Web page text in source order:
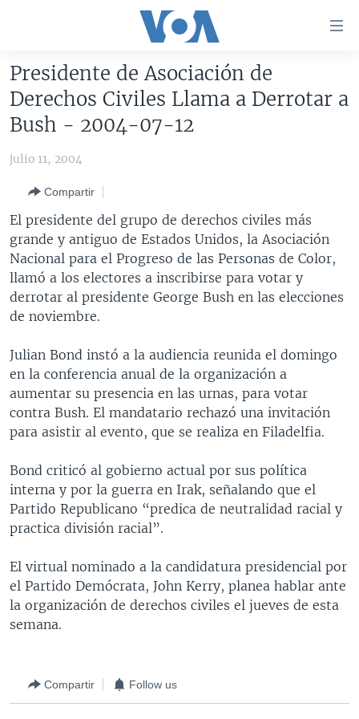
accesibilidad
contenido
Salte
principal
Salte
búsqueda
AMÉRICA DEL NORTE
EEUU
ELECCIONES EEUU 2024
VOA VERIFICA INMIGRACIÓN
VOA VERIFICA AMÉRICA LATINA
ARGENTINA
BOLIVIA
COLOMBIA
CHILE
PERÚ
VENEZUELA
BRASIL
CHINA EN AMÉRICA LATINA
CENTROAMÉRICA
COSTA RICA
EL SALVADOR
GUATEMALA
NICARAGUA
OTRAS SECCIONES
INMIGRACIÓN
LIBERTAD DE PRENSA
ECONOMÍA
ENTRETENIMIENTO Y CULTURA
TECNOLOGÍA
CIENCIA Y SALUD
ESPECIALES DE LA VOA
LIBERTAD DE PRENSA
MULTIMEDIA
VIDEOS
FOTOGRAFÍA
PROGRAMAS TV
EL MUNDO AL DÍA
VISIÓN 360
LAS CLAVES
RADIO
AUDIONOTICIAS
BUENOS DÍAS AMÉRICA
EL MUNDO AL DÍA [RADIO]
FORO [RADIO]
DEPORTIVO INTERNACIONAL
ENTRETENIMIENTO
DOCUMENTALES DE LA VOA
Learning English
SÍGANOS
Presidente de Asociación de
Derechos Civiles Llama a Derrotar a
Bush - 2004-07-12
julio 11, 2004
Compartir
El presidente del grupo de derechos civiles más
grande y antiguo de Estados Unidos, la Asociación
Nacional para el Progreso de las Personas de Color,
llamó a los electores a inscribirse para votar y
derrotar al presidente George Bush en las elecciones
de noviembre.
Julian Bond instó a la audiencia reunida el domingo
en la conferencia anual de la organización a
aumentar su presencia en las urnas, para votar
contra Bush. El mandatario rechazó una invitación
para asistir al evento, que se realiza en Filadelfia.
Bond criticó al gobierno actual por sus política
interna y por la guerra en Irak, señalando que el
Partido Republicano “predica de neutralidad racial y
practica división racial”.
El virtual nominado a la candidatura presidencial por
el Partido Demócrata, John Kerry, planea hablar ante
la organización de derechos civiles el jueves de esta
semana.
Compartir Follow us